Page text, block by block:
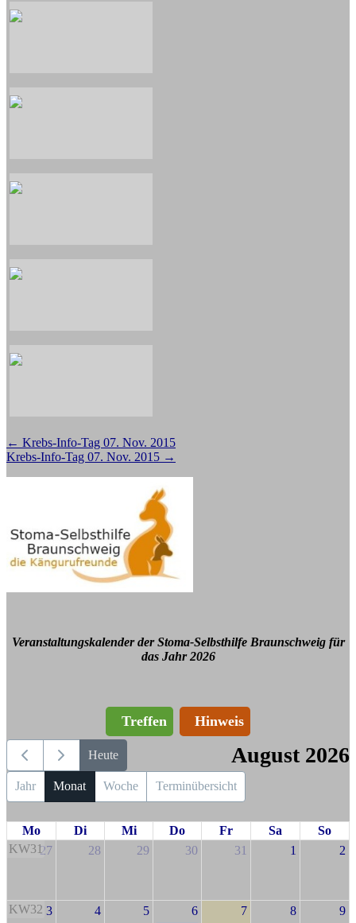
Beitragsnavigation
← Krebs-Info-Tag 07. Nov. 2015
Krebs-Info-Tag 07. Nov. 2015 →
Veranstaltungskalender der Stoma-Selbsthilfe Braunschweig für
das Jahr 2026
Treffen Hinweis
Heute August 2026
Jahr Monat Woche Terminübersicht
Mo Di Mi Do Fr Sa
So
KW3127 28 29 30 31 1 2
KW32 3 4 5 6 7 8 9